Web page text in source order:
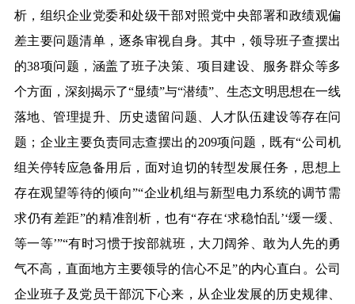
析，组织企业党委和处级干部对照党中央部署和政绩观偏
差主要问题清单，逐条审视自身。其中，领导班子查摆出
的38项问题，涵盖了班子决策、项目建设、服务群众等多
个方面，深刻揭示了“显绩”与“潜绩”、生态文明思想在一线
落地、管理提升、历史遗留问题、人才队伍建设等存在问
题；企业主要负责同志查摆出的209项问题，既有“公司机
组关停转应急备用后，面对迫切的转型发展任务，思想上
存在观望等待的倾向”“企业机组与新型电力系统的调节需
求仍有差距”的精准剖析，也有“存在‘求稳怕乱’‘缓一缓、
等一等’”“有时习惯于按部就班，大刀阔斧、敢为人先的勇
气不高，直面地方主要领导的信心不足”的内心直白。公司
企业班子及党员干部沉下心来，从企业发展的历史规律、